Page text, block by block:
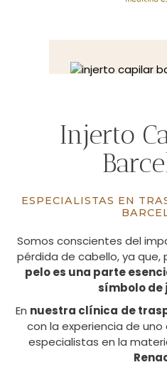
Injerto
ESPECIALISTAS EN
Somos conscientes del
pérdida de cabello, ya que,
pelo es una parte
símbolo de
En nuestra clínica de
con la experiencia de
especialistas en la